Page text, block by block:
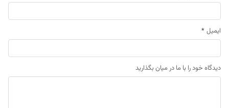
ایمیل *
دیدگاه خود را با ما در میان بگذارید